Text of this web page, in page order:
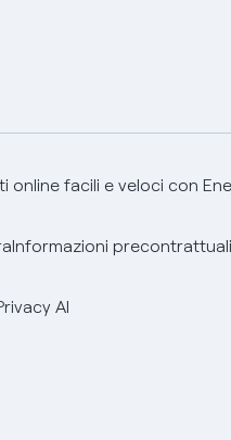
online facili e veloci con
Informazioni
AI